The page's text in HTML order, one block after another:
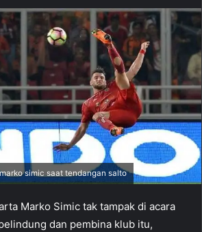
simic saat tendangan salto
Marko Simic tak tampak di acara
dan pembina klub itu,